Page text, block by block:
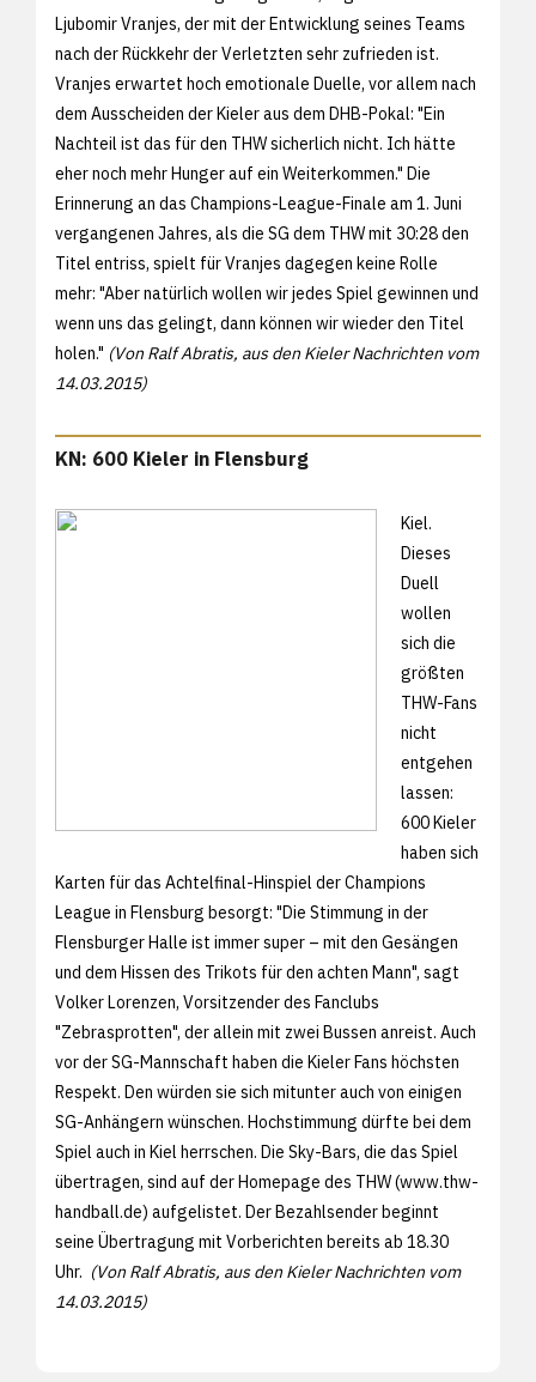
Ljubomir Vranjes, der mit der Entwicklung seines Teams
nach der Rückkehr der Verletzten sehr zufrieden ist.
Vranjes erwartet hoch emotionale Duelle, vor allem nach
dem Ausscheiden der Kieler aus dem DHB-Pokal: "Ein
Nachteil ist das für den THW sicherlich nicht. Ich hätte
eher noch mehr Hunger auf ein Weiterkommen." Die
Erinnerung an das Champions-League-Finale am 1. Juni
vergangenen Jahres, als die SG dem THW mit 30:28 den
Titel entriss, spielt für Vranjes dagegen keine Rolle
mehr: "Aber natürlich wollen wir jedes Spiel gewinnen und
wenn uns das gelingt, dann können wir wieder den Titel
holen." (Von Ralf Abratis, aus den Kieler Nachrichten vom
14.03.2015)
KN: 600 Kieler in Flensburg
Kiel.
Dieses
Duell
wollen
sich die
größten
THW-Fans
nicht
entgehen
lassen:
600 Kieler
haben sich
Karten für das Achtelfinal-Hinspiel der Champions
League in Flensburg besorgt: "Die Stimmung in der
Flensburger Halle ist immer super – mit den Gesängen
und dem Hissen des Trikots für den achten Mann", sagt
Volker Lorenzen, Vorsitzender des Fanclubs
"Zebrasprotten", der allein mit zwei Bussen anreist. Auch
vor der SG-Mannschaft haben die Kieler Fans höchsten
Respekt. Den würden sie sich mitunter auch von einigen
SG-Anhängern wünschen. Hochstimmung dürfte bei dem
Spiel auch in Kiel herrschen. Die Sky-Bars, die das Spiel
übertragen, sind auf der Homepage des THW (www.thw-
handball.de) aufgelistet. Der Bezahlsender beginnt
seine Übertragung mit Vorberichten bereits ab 18.30
Uhr. (Von Ralf Abratis, aus den Kieler Nachrichten vom
14.03.2015)